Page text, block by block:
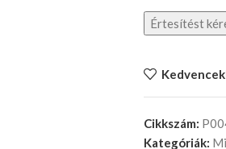
Értesítést
Cikkszám:
Kategóriák: